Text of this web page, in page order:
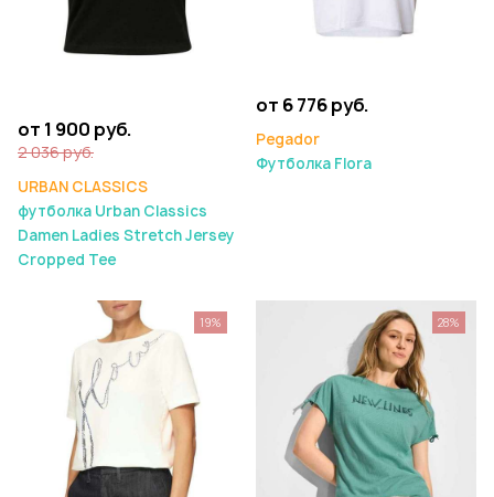
от 1 900 руб.
2 036 руб.
URBAN CLASSICS
футболка Urban Classics
Damen Ladies Stretch Jersey
Cropped Tee
от 6 776 руб.
Pegador
Футболка Flora
19% 28%